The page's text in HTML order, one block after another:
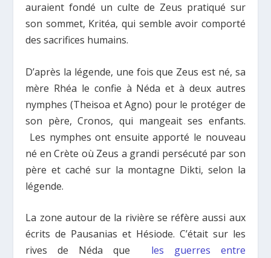
auraient fondé un culte de Zeus pratiqué sur
son sommet, Kritéa, qui semble avoir comporté
des sacrifices humains.
D’après la légende, une fois que Zeus est né, sa
mère Rhéa le confie à Néda et à deux autres
nymphes (Theisoa et Agno) pour le protéger de
son père, Cronos, qui mangeait ses enfants.
Les nymphes ont ensuite apporté le nouveau
né en Crète où Zeus a grandi persécuté par son
père et caché sur la montagne Dikti, selon la
légende.
La zone autour de la rivière se réfère aussi aux
écrits de Pausanias et Hésiode. C’était sur les
rives de Néda que les guerres entre